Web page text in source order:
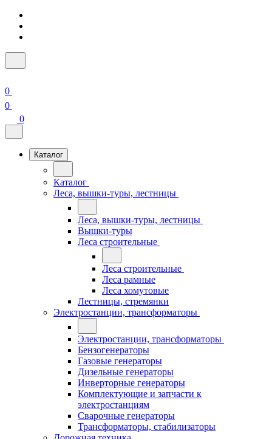
0
0
0
Каталог
Каталог
Леса, вышки-туры, лестницы
Леса, вышки-туры, лестницы
Вышки-туры
Леса строительные
Леса строительные
Леса рамные
Леса хомутовые
Лестницы, стремянки
Электростанции, трансформаторы
Электростанции, трансформаторы
Бензогенераторы
Газовые генераторы
Дизельные генераторы
Инверторные генераторы
Комплектующие и запчасти к
электростанциям
Сварочные генераторы
Трансформаторы, стабилизаторы